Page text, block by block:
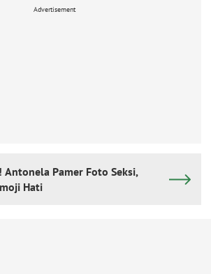
Advertisement
Antonela Pamer Foto Seksi,
Hati